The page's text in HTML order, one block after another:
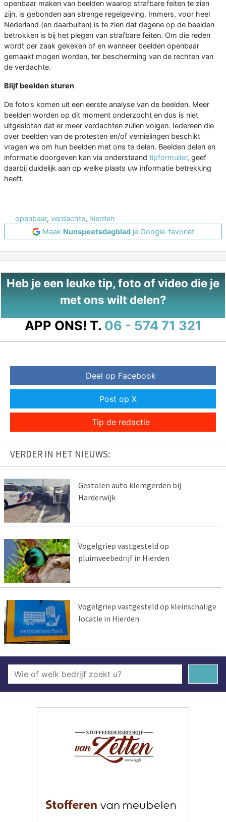
openbaar maken van beelden waarop strafbare feiten te zien
zijn, is gebonden aan strenge regelgeving. Immers, voor heel
Nederland (en daarbuiten) is te zien dat degene op de beelden
betrokken is bij het plegen van strafbare feiten. Om die reden
wordt per zaak gekeken of en wanneer beelden openbaar
gemaakt mogen worden, ter bescherming van de rechten van
de verdachte.
Blijf beelden sturen
De foto’s komen uit een eerste analyse van de beelden. Meer
beelden worden op dit moment onderzocht en dus is niet
uitgesloten dat er meer verdachten zullen volgen. Iedereen die
over beelden van de protesten en/of vernielingen beschikt
vragen we om hun beelden met ons te delen. Beelden delen en
informatie doorgeven kan via onderstaand tipformulier, geef
daarbij duidelijk aan op welke plaats uw informatie betrekking
heeft.
openbaar, verdachte, hierden
Maak Nunspeetsdagbladje Google-favoriet
Heb je een leuke tip, foto of video die je
met ons wilt delen?
APP ONS! T. 06 - 574 71 321
Deel op Facebook
Post op X
Tip de redactie
VERDER IN HET NIEUWS:
Gestolen auto klemgerden bij
Harderwijk
Vogelgriep vastgesteld op
pluimveebedrijf in Hierden
Vogelgriep vastgesteld op kleinschalige
locatie in Hierden